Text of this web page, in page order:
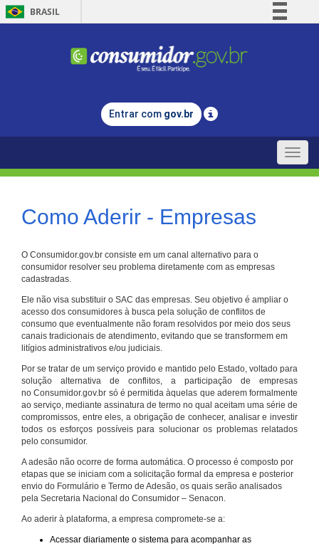
BRASIL
Comunica BR
Legislação
Entrar com gov.br
Toggle
Como Aderir - Empresas
O Consumidor.gov.br consiste em um canal alternativo para o
consumidor resolver seu problema diretamente com as empresas
cadastradas.
Ele não visa substituir o SAC das empresas. Seu objetivo é ampliar o
acesso dos consumidores à busca pela solução de conflitos de
consumo que eventualmente não foram resolvidos por meio dos seus
canais tradicionais de atendimento, evitando que se transformem em
litígios administrativos e/ou judiciais.
Por se tratar de um serviço provido e mantido pelo Estado, voltado para
solução alternativa de conflitos, a participação de empresas
no Consumidor.gov.br só é permitida àquelas que aderem formalmente
ao serviço, mediante assinatura de termo no qual aceitam uma série de
compromissos, entre eles, a obrigação de conhecer, analisar e investir
todos os esforços possíveis para solucionar os problemas relatados
pelo consumidor.
A adesão não ocorre de forma automática. O processo é composto por
etapas que se iniciam com a solicitação formal da empresa e posterior
envio do Formulário e Termo de Adesão, os quais serão analisados
pela Secretaria Nacional do Consumidor – Senacon.
Ao aderir à plataforma, a empresa compromete-se a:
Acessar diariamente o sistema para acompanhar as